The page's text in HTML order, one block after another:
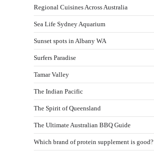
Regional Cuisines Across Australia
Sea Life Sydney Aquarium
Sunset spots in Albany WA
Surfers Paradise
Tamar Valley
The Indian Pacific
The Spirit of Queensland
The Ultimate Australian BBQ Guide
Which brand of protein supplement is good?